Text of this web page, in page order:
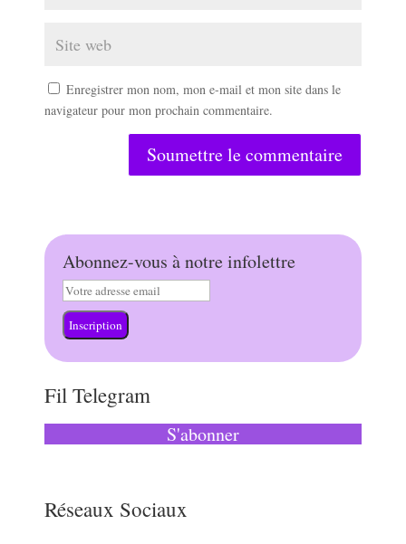
Abonnez-vous à notre infolettre
Inscription
Fil Telegram
S'abonner
Réseaux Sociaux
Enregistrer mon nom, mon e-mail et mon site dans le
navigateur pour mon prochain commentaire.
Soumettre le commentaire